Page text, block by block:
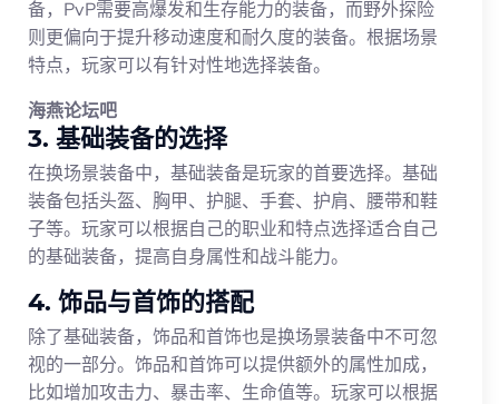
备，PvP需要高爆发和生存能力的装备，而野外探险
则更偏向于提升移动速度和耐久度的装备。根据场景
特点，玩家可以有针对性地选择装备。
海燕论坛吧
3. 基础装备的选择
在换场景装备中，基础装备是玩家的首要选择。基础
装备包括头盔、胸甲、护腿、手套、护肩、腰带和鞋
子等。玩家可以根据自己的职业和特点选择适合自己
的基础装备，提高自身属性和战斗能力。
4. 饰品与首饰的搭配
除了基础装备，饰品和首饰也是换场景装备中不可忽
视的一部分。饰品和首饰可以提供额外的属性加成，
比如增加攻击力、暴击率、生命值等。玩家可以根据